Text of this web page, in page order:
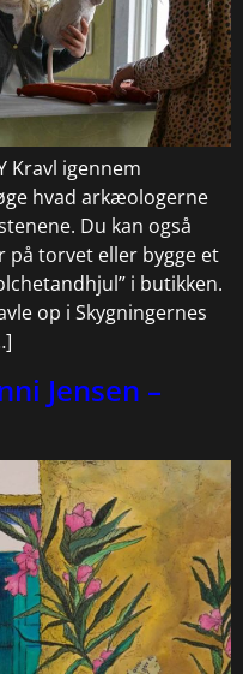
Kravl igennem
hvad arkæologerne
Du kan også
på torvet eller bygge et
i butikken.
op i Skygningernes
Jensen –